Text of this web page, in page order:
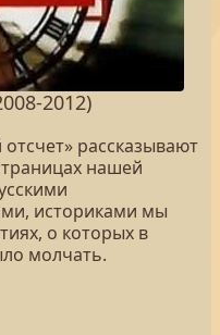
2012)
рассказывают
нашей
историками мы
о которых в
молчать.